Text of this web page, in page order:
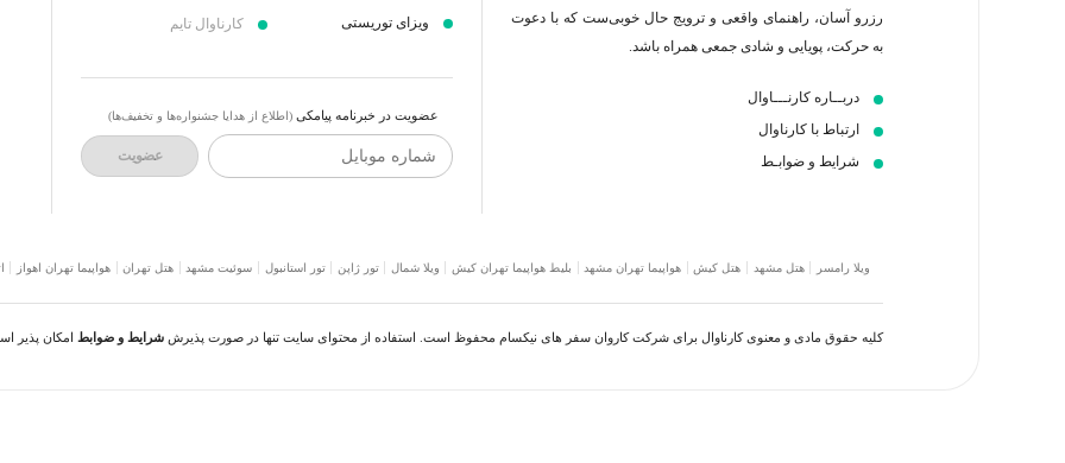
رزرو آسان، راهنمای واقعی و ترویج حال خوبی‌ست که با دعوت
به حرکت، پویایی و شادی جمعی همراه باشد.
دربــاره کارنـــاوال
ارتباط با کارناوال
شرایط و ضوابـط
ویزای توریستی
کارناوال تایم
عضویت در خبرنامه پیامکی (اطلاع از هدایا جشنواره‌ها و تخفیف‌ها)
شماره موبایل عضویت
ویلا رامسر هتل مشهد هتل کیش هواپیما تهران مشهد بلیط هواپیما تهران کیش ویلا شمال تور ژاپن تور استانبول سوئیت مشهد هتل تهران هواپیما تهران اهواز
کلیه حقوق مادی و معنوی کارناوال برای شرکت کاروان سفر های نیکسام محفوظ است. استفاده از محتوای سایت تنها در صورت پذیرش شرایط و ضوابط امکان پذیر